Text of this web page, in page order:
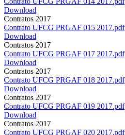
Download
Contratos 2017
Contrato UFCG PRGAF 015 2017.pdf
Download
Contratos 2017
Contrato UFCG PRGAF 017 2017.pdf
Download
Contratos 2017
Contrato UFCG PRGAF 018 2017.pdf
Download
Contratos 2017
Contrato UFCG PRGAF 019 2017.pdf
Download
Contratos 2017
Contrato UFCG PRGAF 020 2017.pdf